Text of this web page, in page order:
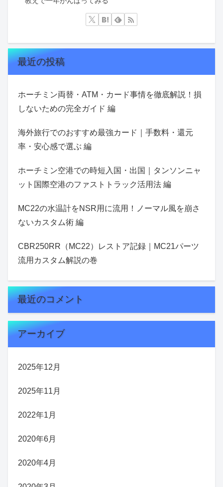
最近の投稿
ホーチミン両替・ATM・カード事情を徹底解説！損
しないための完全ガイド 編
海外旅行でのおすすめ最強カード｜手数料・還元
率・安心感で選ぶ 編
ホーチミン空港での時短入国・出国｜タンソンニャ
ット国際空港のファストトラック活用法 編
MC22の水温計をNSR用に流用！ノーマル風を崩さ
ないカスタム術 編
CBR250RR（MC22）レストア記録｜MC21パーツ
流用カスタム解説の巻
最近のコメント
アーカイブ
2025年12月
2025年11月
2022年1月
2020年6月
2020年4月